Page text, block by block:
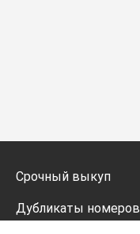
Срочный выкуп
Дубликаты номеров